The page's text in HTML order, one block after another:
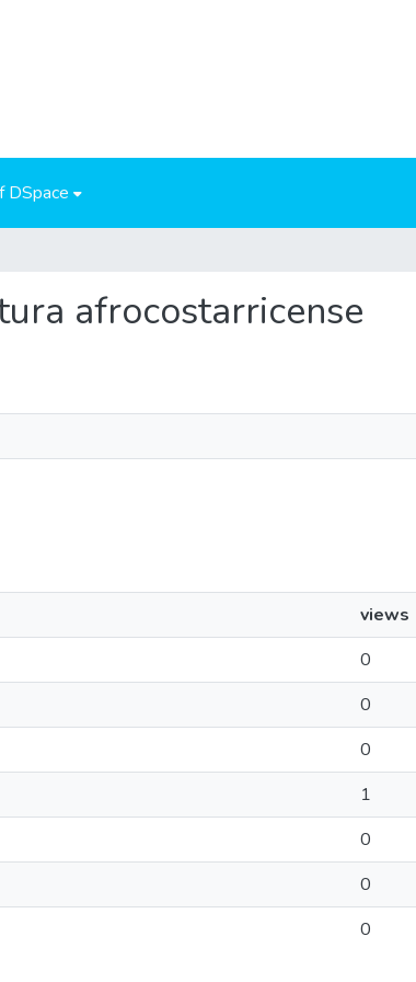
DSpace
afrocostarricense
views
0
0
0
1
0
0
0